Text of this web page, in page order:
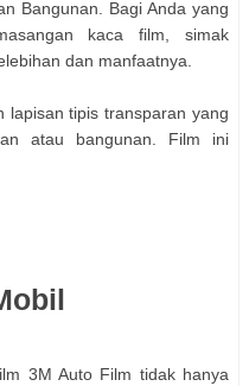
Bangunan. Bagi Anda yang
kaca film, simak
dan manfaatnya.
lapisan tipis transparan yang
atau bangunan. Film ini
3M Auto Film tidak hanya